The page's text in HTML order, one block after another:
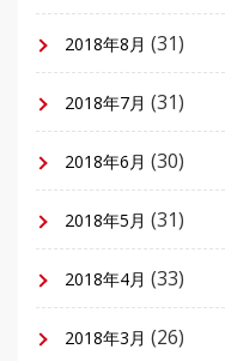
2018年8月 (31)
2018年7月 (31)
2018年6月 (30)
2018年5月 (31)
2018年4月 (33)
2018年3月 (26)